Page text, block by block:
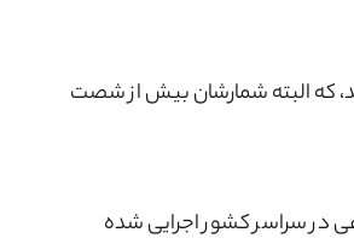
که البته شمارشان بیش از شصت
و رفاه اجتماعی در سراسر کشور اجرایی شده